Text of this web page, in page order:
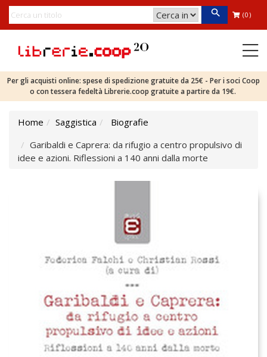
(0)
Per gli acquisti online: spese di spedizione gratuite da 25€ - Per i soci Coop
o con tessera fedeltà Librerie.coop gratuite a partire da 19€.
Home Saggistica
Biografie
Garibaldi e Caprera: da rifugio a centro propulsivo di
idee e azioni. Riflessioni a 140 anni dalla morte